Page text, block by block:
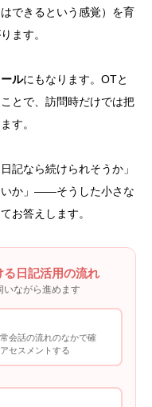
できるという感覚）を育
ます。
ルにもなります。OTと
とで、訪問時だけでは把
す。
記なら続けられそうか」
いか」——そうした小さな
お答えします。
日記活用の流れ
ながら進めます
会話の流れのなかで確
セスメントする